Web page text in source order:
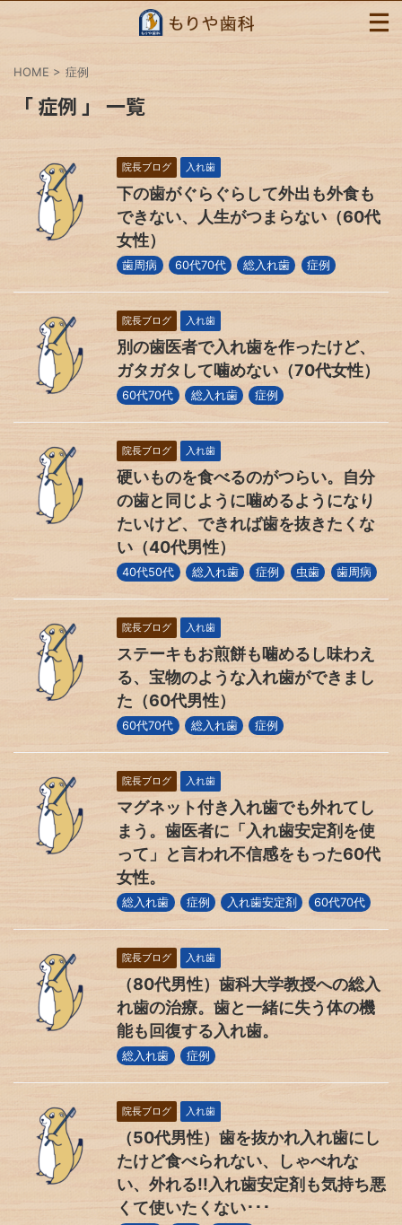
HOME > 症例
「 症例 」 一覧
院長ブログ 入れ歯
下の歯がぐらぐらして外出も外食も
できない、人生がつまらない（60代
女性）
歯周病 60代70代 総入れ歯 症例
院長ブログ 入れ歯
別の歯医者で入れ歯を作ったけど、
ガタガタして噛めない（70代女性）
60代70代 総入れ歯 症例
院長ブログ 入れ歯
硬いものを食べるのがつらい。自分
の歯と同じように噛めるようになり
たいけど、できれば歯を抜きたくな
い（40代男性）
40代50代 総入れ歯 症例 虫歯 歯周病
院長ブログ 入れ歯
ステーキもお煎餅も噛めるし味わえ
る、宝物のような入れ歯ができまし
た（60代男性）
60代70代 総入れ歯 症例
院長ブログ 入れ歯
マグネット付き入れ歯でも外れてし
まう。歯医者に「入れ歯安定剤を使
って」と言われ不信感をもった60代
女性。
総入れ歯 症例 入れ歯安定剤 60代70代
院長ブログ 入れ歯
（80代男性）歯科大学教授への総入
れ歯の治療。歯と一緒に失う体の機
能も回復する入れ歯。
総入れ歯 症例
院長ブログ 入れ歯
（50代男性）歯を抜かれ入れ歯にし
たけど食べられない、しゃべれな
い、外れる!!入れ歯安定剤も気持ち悪
くて使いたくない･･･